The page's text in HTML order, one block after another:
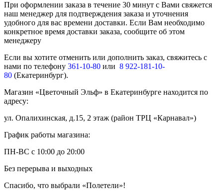
При оформлении заказа в течение 30 минут с Вами свяжется
наш менеджер для подтверждения заказа и уточнения
удобного для вас времени доставки. Если Вам необходимо
конкретное время доставки заказа, сообщите об этом
менеджеру
Если вы хотите отменить или дополнить заказ, свяжитесь с
нами по телефону 361-10-80 или 8 922-181-10-
80 (Екатеринбург).
Магазин «Цветочный Эльф» в Екатеринбурге находится по
адресу:
ул. Опалихинская, д.15, 2 этаж (район ТРЦ «Карнавал»)
График работы магазина:
ПН-ВС с 10:00 до 20:00
Без перерыва и выходных
Спасибо, что выбрали «Полетели»!